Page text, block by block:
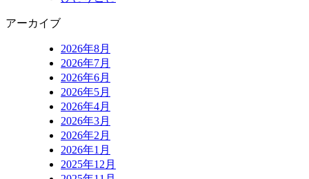
アーカイブ
2026年8月
2026年7月
2026年6月
2026年5月
2026年4月
2026年3月
2026年2月
2026年1月
2025年12月